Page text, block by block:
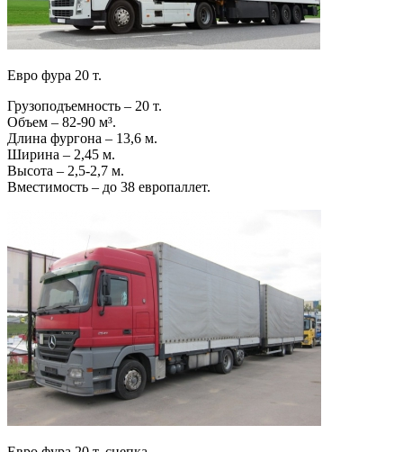
Евро фура 20 т.
Грузоподъемность – 20 т.
Объем – 82-90 м³.
Длина фургона – 13,6 м.
Ширина – 2,45 м.
Высота – 2,5-2,7 м.
Вместимость – до 38 европаллет.